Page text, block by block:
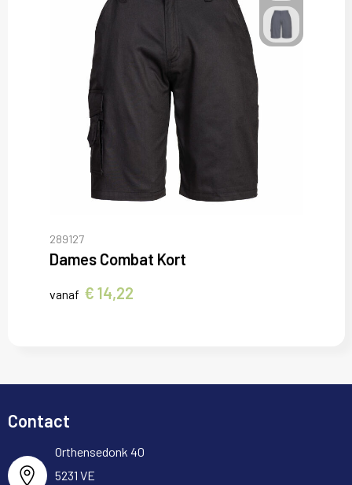
289127
Dames Combat Kort
vanaf € 14,22
Contact
Orthensedonk 40
5231 VE